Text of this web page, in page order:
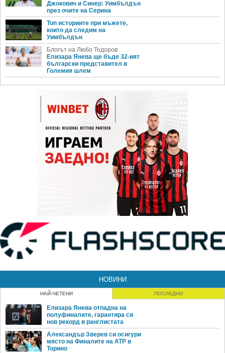
Джокович и Синер: Уимбълдън
през очите на Серина
Топ историите при мъжете,
които да следим на
Уимбълдън
Блогът на Любо Тодоров
Елизара Янева ще бъде 32-ият
български представител в
Големия шлем
НОВИНИ
НАЙ-ЧЕТЕНИ ПОСЛЕДНИ
Елизара Янева отпадна на
полуфиналите, гарантира си
нов рекорд в ранглистата
Александър Зверев си осигури
място на Финалите на ATP в
Торино